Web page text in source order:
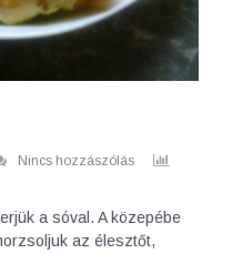
Nincs hozzászólás
a sóval. A közepébe
az élesztőt,